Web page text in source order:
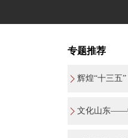
专题推荐
辉煌“十三五
文化山东——